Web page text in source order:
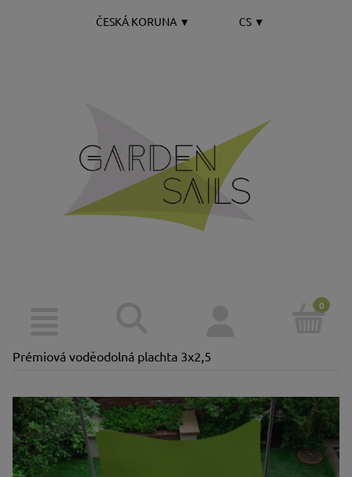
ČESKÁ KORUNA▼ CS ▼
Prémiová voděodolná plachta 3x2,5